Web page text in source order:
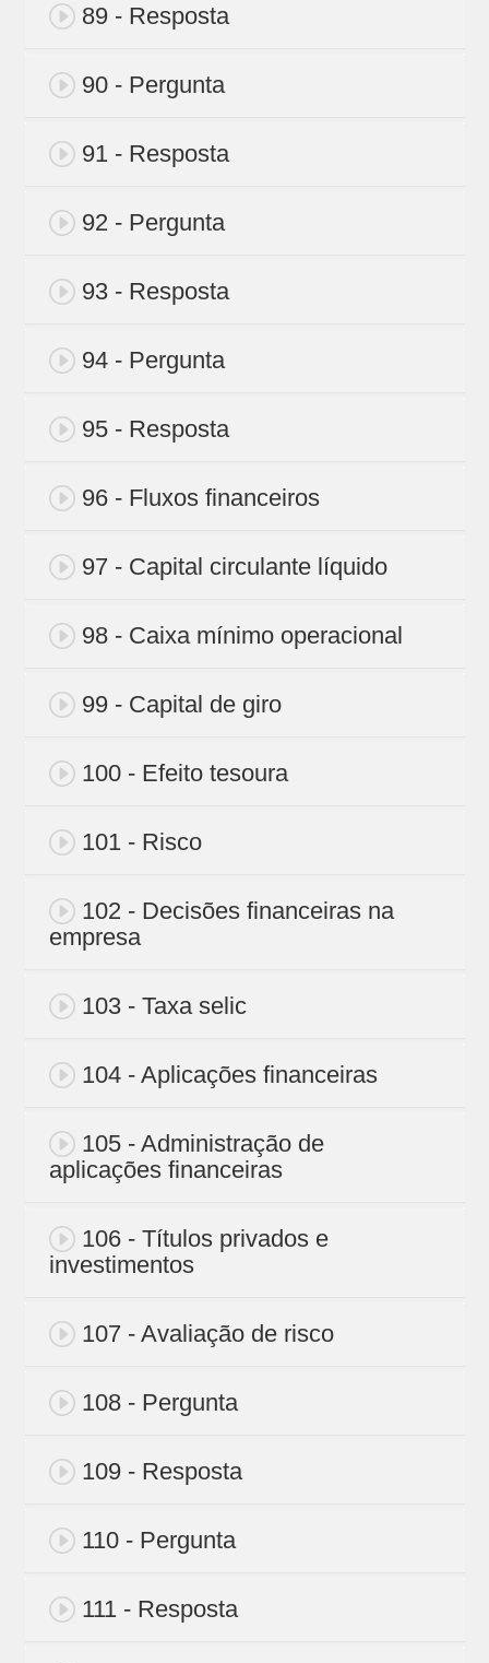
89 - Resposta
90 - Pergunta
91 - Resposta
92 - Pergunta
93 - Resposta
94 - Pergunta
95 - Resposta
96 - Fluxos financeiros
97 - Capital circulante líquido
98 - Caixa mínimo operacional
99 - Capital de giro
100 - Efeito tesoura
101 - Risco
102 - Decisões financeiras na
empresa
103 - Taxa selic
104 - Aplicações financeiras
105 - Administração de
aplicações financeiras
106 - Títulos privados e
investimentos
107 - Avaliação de risco
108 - Pergunta
109 - Resposta
110 - Pergunta
111 - Resposta